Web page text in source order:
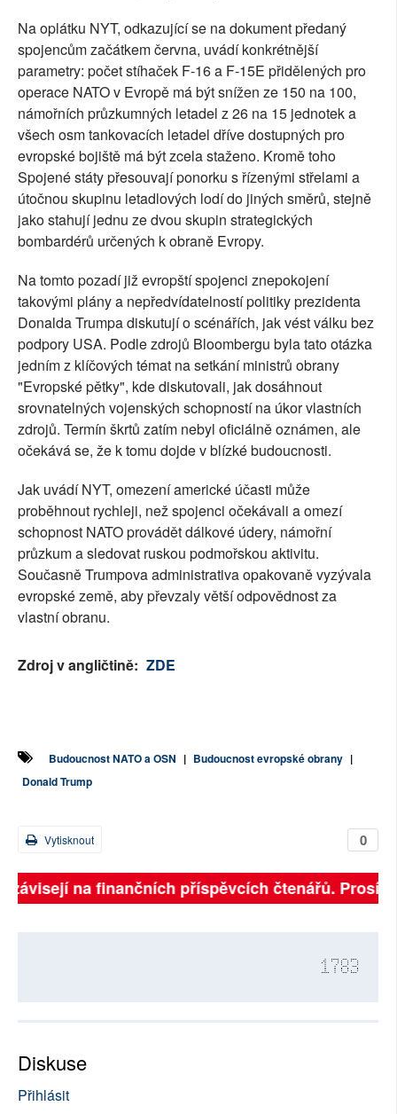
Na oplátku NYT, odkazující se na dokument předaný
spojencům začátkem června, uvádí konkrétnější
parametry: počet stíhaček F-16 a F-15E přidělených pro
operace NATO v Evropě má být snížen ze 150 na 100,
námořních průzkumných letadel z 26 na 15 jednotek a
všech osm tankovacích letadel dříve dostupných pro
evropské bojiště má být zcela staženo. Kromě toho
Spojené státy přesouvají ponorku s řízenými střelami a
útočnou skupinu letadlových lodí do jiných směrů, stejně
jako stahují jednu ze dvou skupin strategických
bombardérů určených k obraně Evropy.
Na tomto pozadí již evropští spojenci znepokojení
takovými plány a nepředvídatelností politiky prezidenta
Donalda Trumpa diskutují o scénářích, jak vést válku bez
podpory USA. Podle zdrojů Bloombergu byla tato otázka
jedním z klíčových témat na setkání ministrů obrany
"Evropské pětky", kde diskutovali, jak dosáhnout
srovnatelných vojenských schopností na úkor vlastních
zdrojů. Termín škrtů zatím nebyl oficiálně oznámen, ale
očekává se, že k tomu dojde v blízké budoucnosti.
Jak uvádí NYT, omezení americké účasti může
proběhnout rychleji, než spojenci očekávali a omezí
schopnost NATO provádět dálkové údery, námořní
průzkum a sledovat ruskou podmořskou aktivitu.
Současně Trumpova administrativa opakovaně vyzývala
evropské země, aby převzaly větší odpovědnost za
vlastní obranu.
Zdroj v angličtině: ZDE
Budoucnost NATO a OSN | Budoucnost evropské obrany |
Donald Trump
0
Vytisknout
na finančních příspěvcích čtenářů.
1783
Diskuse
Přihlásit